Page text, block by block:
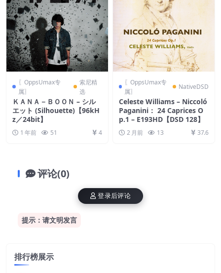
〖OppsUmax专
属〗
索尼精
选
ＫＡＮＡ－ＢＯＯＮ – シル
エット (Silhouette)【96kH
z／24bit】
1 年前 51 4
〖OppsUmax专
属〗
NativeDSD
Celeste Williams – Niccoló
Paganini： 24 Caprices O
p.1 – E193HD【DSD 128】
2 月前 13 37.6
评论(0)
提示：请文明发言
登录后评论
排行榜展示